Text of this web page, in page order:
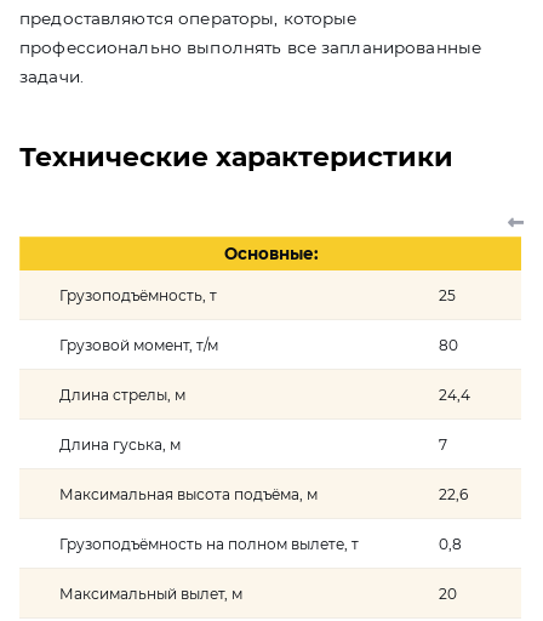
предоставляются операторы, которые
профессионально выполнять все запланированные
задачи.
Технические характеристики
Основные:
Грузоподъёмность, т 25
Грузовой момент, т/м 80
Длина стрелы, м 24,4
Длина гуська, м 7
Максимальная высота подъёма, м 22,6
Грузоподъёмность на полном вылете, т 0,8
Максимальный вылет, м 20